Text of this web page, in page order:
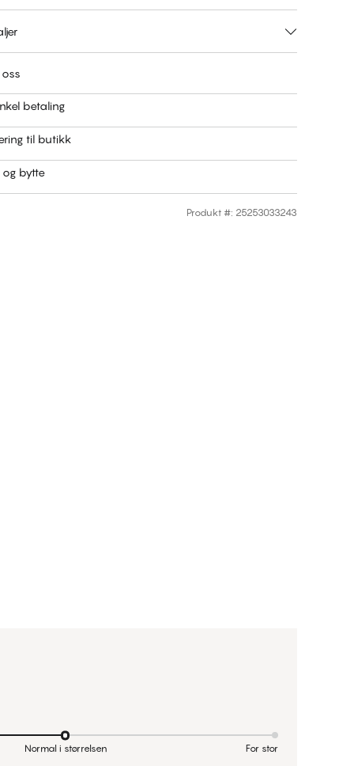
betaling
til butikk
og bytte
Produkt #: 25253033243
Normal i størrelsen For stor